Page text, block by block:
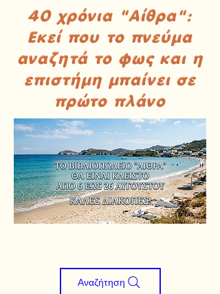
40 χρόνια "Αίθρα":
Εκεί που το πνεύμα
αναζητά το φως και η
επιστήμη μπαίνει σε
πρώτο πλάνο
Αναζήτηση